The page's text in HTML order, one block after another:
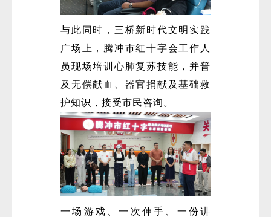
与此同时，三桥新时代文明实践
广场上，腾冲市红十字会工作人
员现场培训心肺复苏技能，并普
及无偿献血、器官捐献及基础救
护知识，接受市民咨询。
一场游戏、一次伸手、一份讲